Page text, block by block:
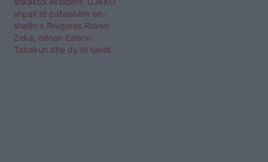
shpall të pafajshëm ish-
shefin e Rrugores Roven
Zeka, dënon Edison
Tabakun dhe dy të tjerët